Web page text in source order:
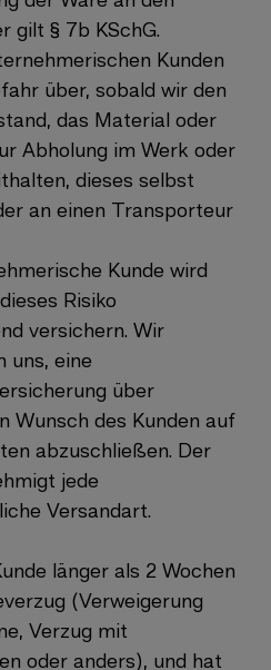
gilt § 7b KSchG.
Kunden
über, sobald wir den
das Material oder
Abholung im Werk oder
dieses selbst
an einen Transporteur
Kunde wird
Risiko
versichern. Wir
uns, eine
über
Wunsch des Kunden auf
abzuschließen. Der
jede
Versandart.
länger als 2 Wochen
(Verweigerung
Verzug mit
oder anders), und hat